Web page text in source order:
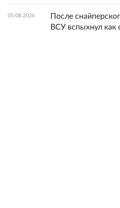
05.08.2026
После
ВСУ вспыхнул как